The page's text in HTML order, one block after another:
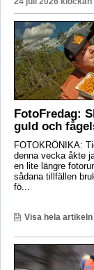
FotoFredag:
guld och
FOTOKRÖNIKA:
denna vecka åkte
en lite längre
sådana tillfällen
fö...
Visa hela artikeln